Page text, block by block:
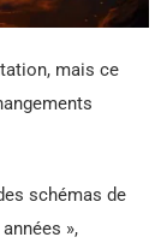
mais ce
schémas de
»,